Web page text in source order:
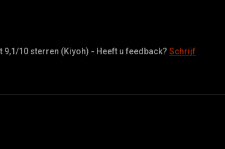
9,1/10 sterren (Kiyoh) - Heeft u feedback?Schrijf